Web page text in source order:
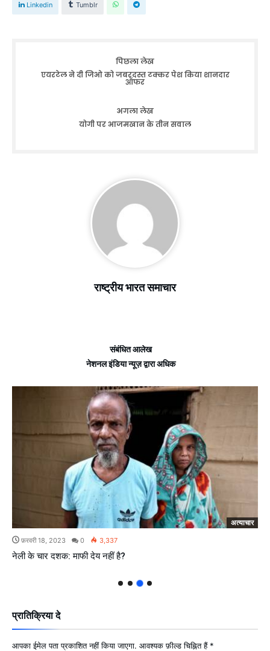
Linkedin Tumblr
पिछला लेख
एयरटेल ने दी जिओ को जबरदस्त टक्कर पेश किया शानदार
ऑफर
अगला लेख
योगी पर आजमखान के तीन सवाल
राष्ट्रीय भारत समाचार
संबंधित आलेख
नेशनल इंडिया न्यूज़ द्वारा अधिक
अत्याचार
फ़रवरी 18, 2023 0 3,337
नेली के चार दशक: माफी देय नहीं है?
प्रातिक्रिया दे
आपका ईमेल पता प्रकाशित नहीं किया जाएगा. आवश्यक फ़ील्ड चिह्नित हैं *